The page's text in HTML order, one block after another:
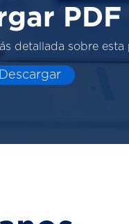
PDF
detallada sobre esta